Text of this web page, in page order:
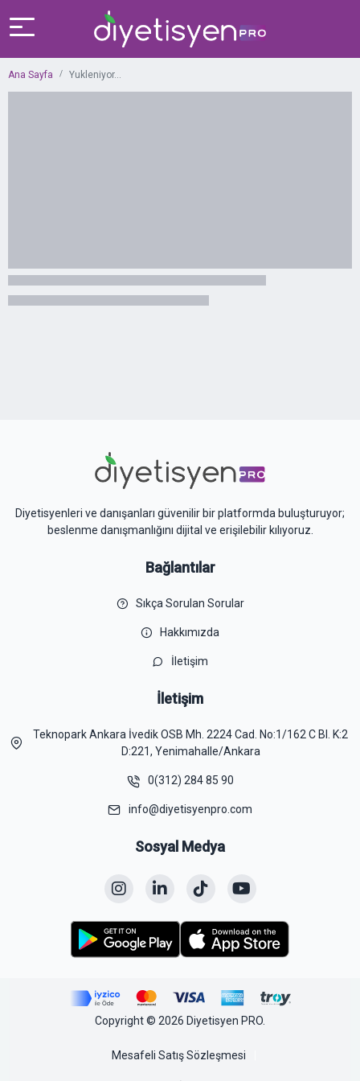
Ana Sayfa Yukleniyor...
Diyetisyenleri ve danışanları güvenilir bir platformda buluşturuyor;
beslenme danışmanlığını dijital ve erişilebilir kılıyoruz.
Bağlantılar
Sıkça Sorulan Sorular
Hakkımızda
İletişim
İletişim
Teknopark Ankara İvedik OSB Mh. 2224 Cad. No:1/162 C Bl. K:2
D:221, Yenimahalle/Ankara
0(312) 284 85 90
info@diyetisyenpro.com
Sosyal Medya
Copyright © 2026 Diyetisyen PRO.
Mesafeli Satış Sözleşmesi